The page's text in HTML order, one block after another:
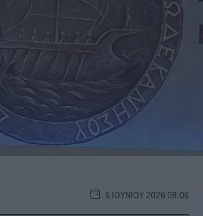
6 ΙΟΥΝΊΟΥ 2026 08:06